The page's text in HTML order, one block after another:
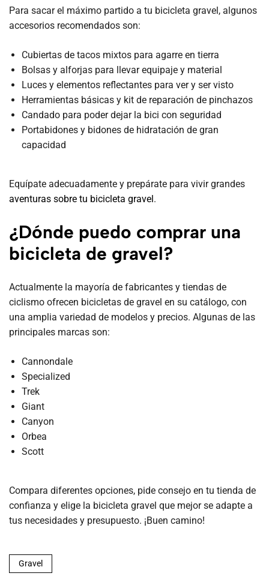
Para sacar el máximo partido a tu bicicleta gravel, algunos
accesorios recomendados son:
Cubiertas de tacos mixtos para agarre en tierra
Bolsas y alforjas para llevar equipaje y material
Luces y elementos reflectantes para ver y ser visto
Herramientas básicas y kit de reparación de pinchazos
Candado para poder dejar la bici con seguridad
Portabidones y bidones de hidratación de gran
capacidad
Equípate adecuadamente y prepárate para vivir grandes
aventuras sobre tu bicicleta gravel.
¿Dónde puedo comprar una
bicicleta de gravel?
Actualmente la mayoría de fabricantes y tiendas de
ciclismo ofrecen bicicletas de gravel en su catálogo, con
una amplia variedad de modelos y precios. Algunas de las
principales marcas son:
Cannondale
Specialized
Trek
Giant
Canyon
Orbea
Scott
Compara diferentes opciones, pide consejo en tu tienda de
confianza y elige la bicicleta gravel que mejor se adapte a
tus necesidades y presupuesto. ¡Buen camino!
Gravel